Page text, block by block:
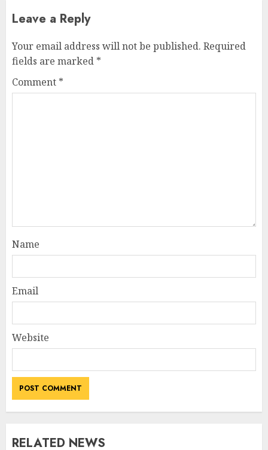
Leave a Reply
Your email address will not be published. Required
fields are marked *
Comment *
Name
Email
Website
RELATED NEWS